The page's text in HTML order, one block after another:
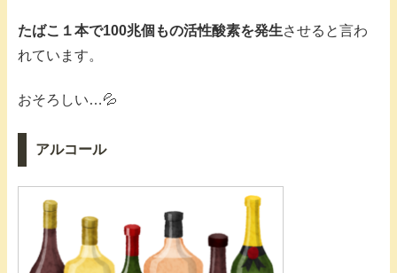
たばこ１本で100兆個もの活性酸素を発生させると言わ
れています。
おそろしい…💦
アルコール